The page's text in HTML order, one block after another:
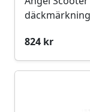
824 kr